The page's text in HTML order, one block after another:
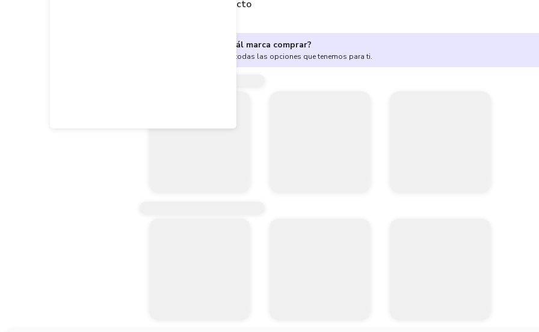
Descripción del producto
¿No sabes cuál marca comprar?
Encuentra aquí todas las opciones que tenemos para ti.